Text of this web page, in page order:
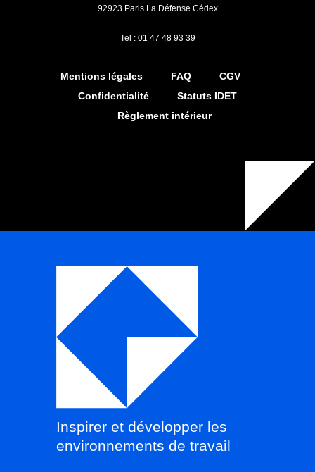
92923 Paris La Défense Cédex
Tel : 01 47 48 93 39
Mentions légales FAQ
CGV
Confidentialité
Statuts IDET
Règlement intérieur
Inspirer et développer les
environnements de travail